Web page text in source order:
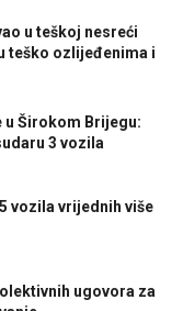
u teškoj nesreći
teško ozlijeđenima i
u Širokom Brijegu:
3 vozila
vozila vrijednih više
ugovora za